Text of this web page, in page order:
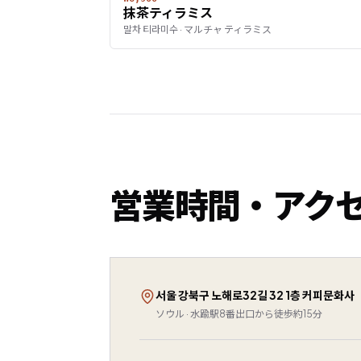
抹茶ティラミス
말차 티라미수 · マルチャ ティラミス
営業時間・アク
서울 강북구 노해로32길 32 1층 커피문화사
ソウル · 水踰駅8番出口から徒歩約15分